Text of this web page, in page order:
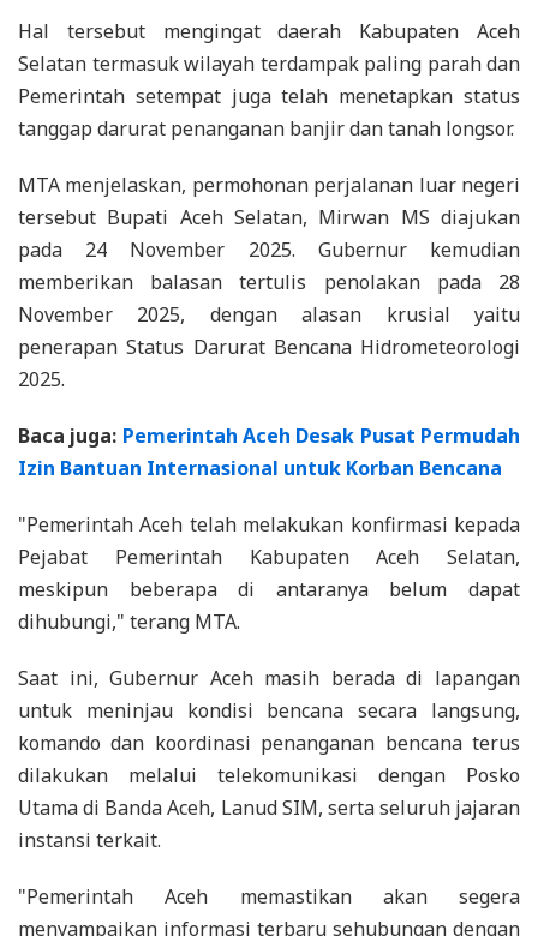
Hal tersebut mengingat daerah Kabupaten Aceh
Selatan termasuk wilayah terdampak paling parah dan
Pemerintah setempat juga telah menetapkan status
tanggap darurat penanganan banjir dan tanah longsor.
MTA menjelaskan, permohonan perjalanan luar negeri
tersebut Bupati Aceh Selatan, Mirwan MS diajukan
pada 24 November 2025. Gubernur kemudian
memberikan balasan tertulis penolakan pada 28
November 2025, dengan alasan krusial yaitu
penerapan Status Darurat Bencana Hidrometeorologi
2025.
Baca juga: Pemerintah Aceh Desak Pusat Permudah
Izin Bantuan Internasional untuk Korban Bencana
"Pemerintah Aceh telah melakukan konfirmasi kepada
Pejabat Pemerintah Kabupaten Aceh Selatan,
meskipun beberapa di antaranya belum dapat
dihubungi," terang MTA.
Saat ini, Gubernur Aceh masih berada di lapangan
untuk meninjau kondisi bencana secara langsung,
komando dan koordinasi penanganan bencana terus
dilakukan melalui telekomunikasi dengan Posko
Utama di Banda Aceh, Lanud SIM, serta seluruh jajaran
instansi terkait.
"Pemerintah Aceh memastikan akan segera
menyampaikan informasi terbaru sehubungan dengan